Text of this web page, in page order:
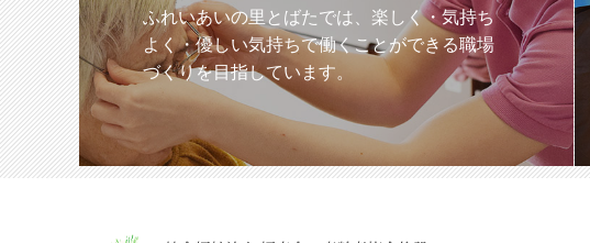
ふれいあいの里とばたでは、楽しく・気持ち
よく・優しい気持ちで働くことができる職場
づくりを目指しています。